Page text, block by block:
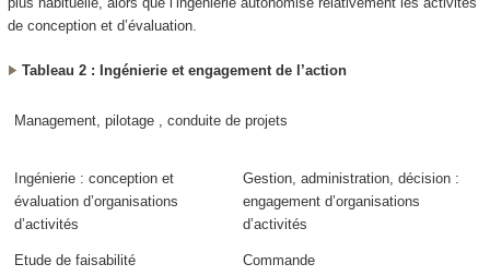
de conception et d’évaluation.
Tableau 2 : Ingénierie et engagement de l’action
Management, pilotage , conduite de projets
Ingénierie : conception et
évaluation d’organisations
d’activités
Gestion, administration, décision :
engagement d’organisations
d’activités
Etude de faisabilité
Commande